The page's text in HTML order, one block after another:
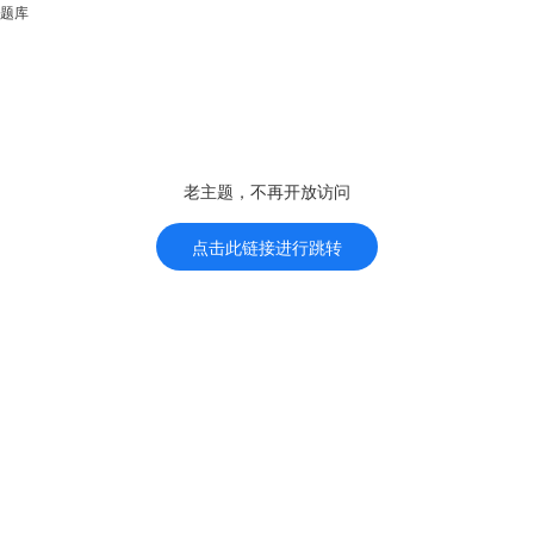
题库
老主题，不再开放访问
点击此链接进行跳转